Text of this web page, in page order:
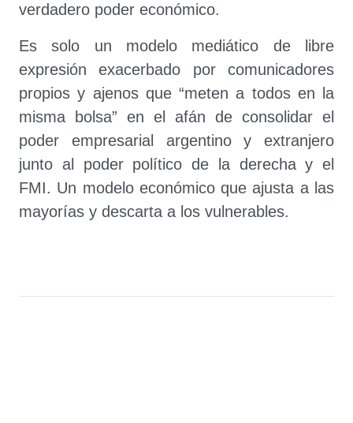
verdadero poder económico.
Es solo un modelo mediático de libre
expresión exacerbado por comunicadores
propios y ajenos que “meten a todos en la
misma bolsa” en el afán de consolidar el
poder empresarial argentino y extranjero
junto al poder político de la derecha y el
FMI. Un modelo económico que ajusta a las
mayorías y descarta a los vulnerables.